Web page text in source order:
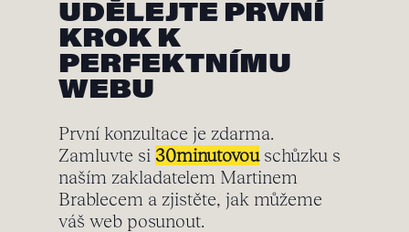
UDĚLEJTE PRVNÍ
KROK K
PERFEKTNÍMU
WEBU
První konzultace je zdarma.
Zamluvte si 30minutovouschůzku s
naším zakladatelem Martinem
Brablecem a zjistěte, jak můžeme
váš web posunout.